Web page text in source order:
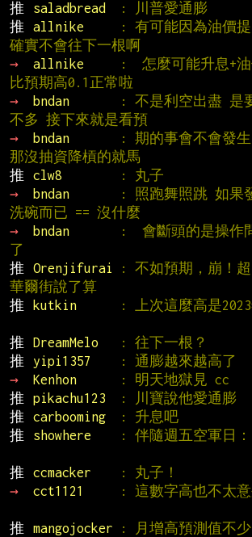
推
saladbread : 川普愛通膨
推
allnike
: 有可能因為油價
確實不會往下一根啊
→
allnike
:  怎麼可能升息+
比預期高0.1正常啦
→
bndan
: 不是利空出盡 是
不多 接下來就是看預
→
bndan
: 期的事會不會發
那沒抽資降槓的就馬
推
clw8 : 丸子
→
bndan
: 照跑舞照跳 如果
洗碗而已 == 沒什麼
→
bndan
:  會斷頭的是操作
了
推
Orenjifurai
: 不如預期，崩！超
華爾街說了算
推
kutkin
: 上次這麼高是
推
DreamMelo : 往下一根？
推
yipi1357 : 通膨越來越高了
→
Kenhon : 明天地獄見 cc
推
pikachu123 : 川寶說他愛通膨
推
carbooming : 升息吧
推
showhere
: 伴隨週五空軍日
推
ccmacker : 丸子！
→
cct1121
: 這數字高也不太
推
mangojocker : 月增高預測值不少